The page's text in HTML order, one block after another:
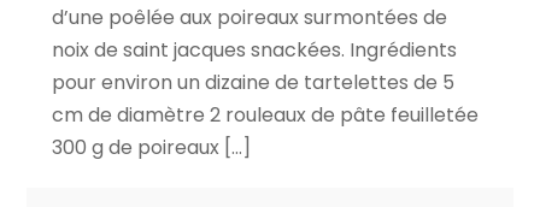
d’une poêlée aux poireaux surmontées de
noix de saint jacques snackées. Ingrédients
pour environ un dizaine de tartelettes de 5
cm de diamètre 2 rouleaux de pâte feuilletée
300 g de poireaux […]